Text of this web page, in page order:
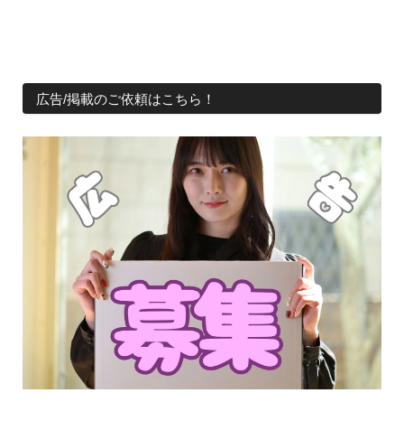
広告/掲載のご依頼はこちら！